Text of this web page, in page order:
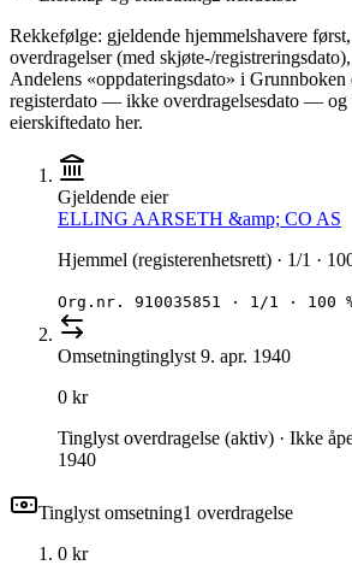
Rekkefølge: gjeldende hjemmelshavere
overdragelser (med skjøte-/
Andelens «oppdateringsdato» i Grunnboken
registerdato — ikke overdragelsesdato — og
eierskiftedato her.
Gjeldende eier
ELLING AARSETH &amp; CO AS
Hjemmel (registerenhetsrett) · 1/1 ·
Org.nr. 910035851 · 1/1 · 100
Omsetningtinglyst 9. apr. 1940
0 kr
Tinglyst overdragelse (aktiv) · Ikke
1940
Tinglyst omsetning1 overdragelse
0 kr